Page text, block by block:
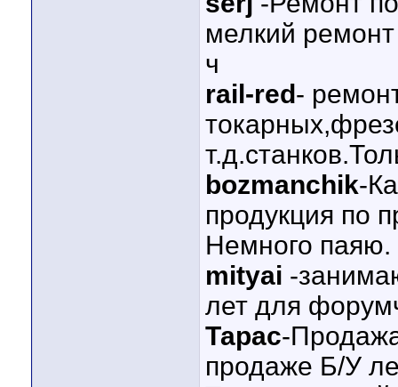
мелкий
ч
rail-red-
bozmanchik-
продукция по
Немного паяю.
mityai -
лет для
Тарас-
продаже Б/У